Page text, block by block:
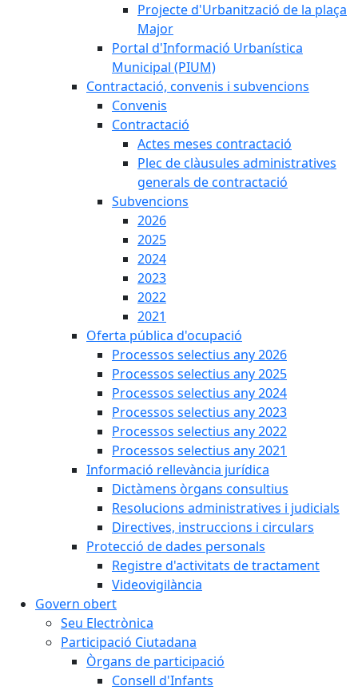
Projecte d'Urbanització de la plaça
Major
Portal d'Informació Urbanística
Municipal (PIUM)
Contractació, convenis i subvencions
Convenis
Contractació
Actes meses contractació
Plec de clàusules administratives
generals de contractació
Subvencions
2026
2025
2024
2023
2022
2021
Oferta pública d'ocupació
Processos selectius any 2026
Processos selectius any 2025
Processos selectius any 2024
Processos selectius any 2023
Processos selectius any 2022
Processos selectius any 2021
Informació rellevància jurídica
Dictàmens òrgans consultius
Resolucions administratives i judicials
Directives, instruccions i circulars
Protecció de dades personals
Registre d'activitats de tractament
Videovigilància
Govern obert
Seu Electrònica
Participació Ciutadana
Òrgans de participació
Consell d'Infants